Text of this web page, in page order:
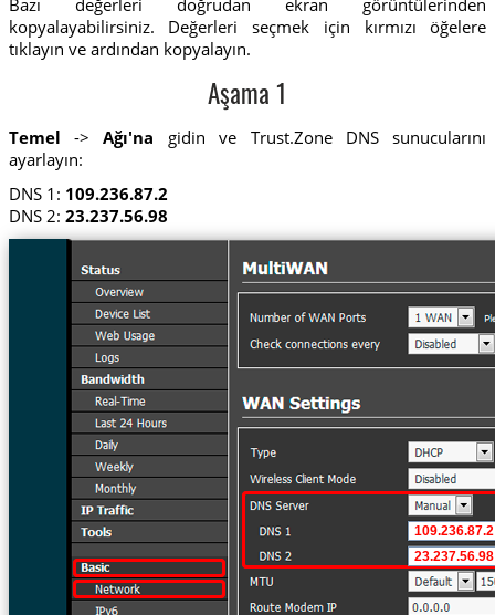
Bazı değerleri doğrudan ekran görüntülerinden
kopyalayabilirsiniz. Değerleri seçmek için kırmızı öğelere
tıklayın ve ardından kopyalayın.
Aşama 1
Temel ->Ağı'na gidin ve Trust.Zone DNS sunucularını
ayarlayın:
DNS 1: 109.236.87.2
DNS 2: 23.237.56.98